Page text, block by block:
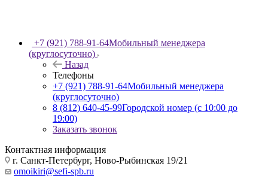
+7 (921) 788-91-64Мобильный менеджера
(круглосуточно)
Назад
Телефоны
+7 (921) 788-91-64Мобильный менеджера
(круглосуточно)
8 (812) 640-45-99Городской номер (с 10:00 до
19:00)
Заказать звонок
Контактная информация
г. Санкт-Петербург, Ново-Рыбинская 19/21
omoikiri@sefi-spb.ru